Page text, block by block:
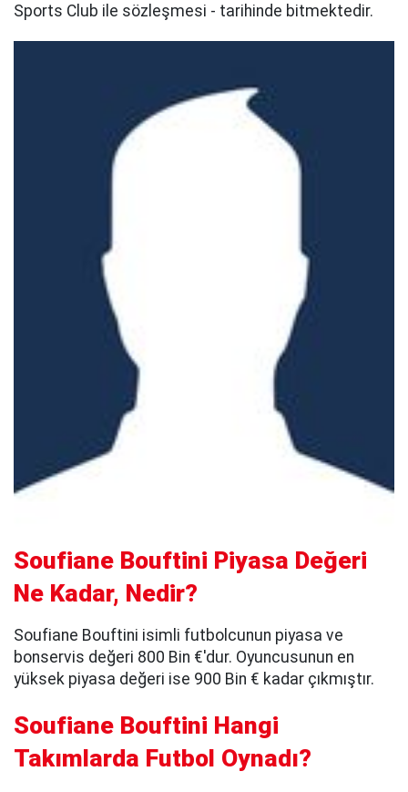
Sports Club ile sözleşmesi - tarihinde bitmektedir.
Soufiane Bouftini Piyasa Değeri
Ne Kadar, Nedir?
Soufiane Bouftini isimli futbolcunun piyasa ve
bonservis değeri 800 Bin €'dur. Oyuncusunun en
yüksek piyasa değeri ise 900 Bin € kadar çıkmıştır.
Soufiane Bouftini Hangi
Takımlarda Futbol Oynadı?